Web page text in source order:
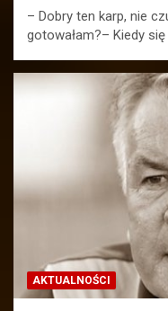
– Dobry ten karp, nie
gotowałam?– Kiedy
AKTUALNOŚCI